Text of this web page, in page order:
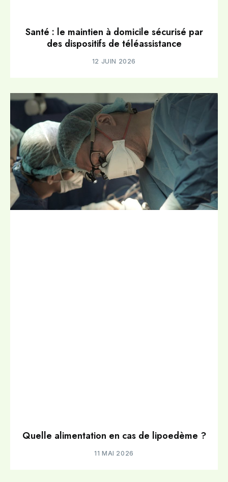
Santé : le maintien à domicile sécurisé par
des dispositifs de téléassistance
12 JUIN 2026
Quelle alimentation en cas de lipoedème ?
11 MAI 2026